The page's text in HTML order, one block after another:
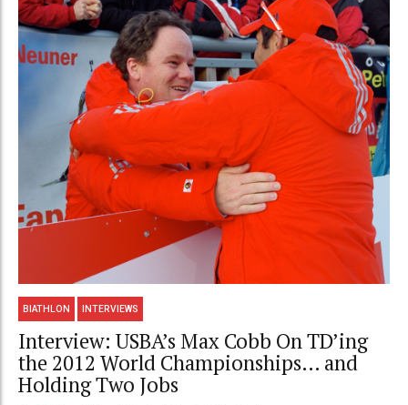
BIATHLON INTERVIEWS
Interview: USBA’s Max Cobb On TD’ing
the 2012 World Championships… and
Holding Two Jobs